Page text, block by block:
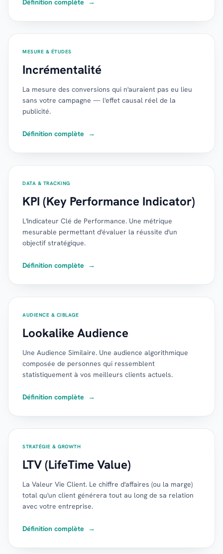
Définition complète →
MESURE & ÉTUDES
Incrémentalité
La mesure des conversions qui n'auraient pas eu lieu
sans votre campagne — l'effet causal réel de la
publicité.
Définition complète →
DATA & TRACKING
KPI (Key Performance Indicator)
L'Indicateur Clé de Performance. Une métrique
mesurable permettant d'évaluer la réussite d'un
objectif stratégique.
Définition complète →
AUDIENCE & CIBLAGE
Lookalike Audience
Une Audience Similaire. Une audience algorithmique
composée de personnes qui ressemblent
statistiquement à vos meilleurs clients actuels.
Définition complète →
STRATÉGIE & GROWTH
LTV (LifeTime Value)
La Valeur Vie Client. Le chiffre d'affaires (ou la marge)
total qu'un client générera tout au long de sa relation
avec votre entreprise.
Définition complète →